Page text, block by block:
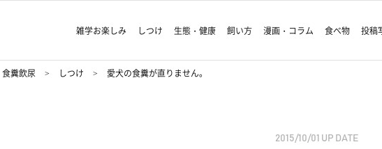
雑学お楽しみ しつけ 生態・健康 飼い方 漫画・コラム 食べ物 投稿
食糞飲尿 しつけ 愛犬の食糞が直りません。
2015/10/01 UP DATE